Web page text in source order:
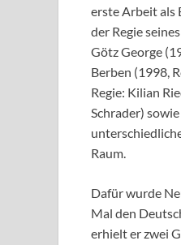
erste Arbeit als
der Regie
Götz George
Berben (1998,
Regie: Kilian
Schrader)
Raum.
Dafür wurde
Mal den
erhielt er zwei